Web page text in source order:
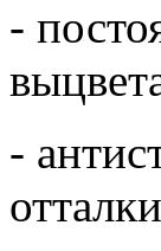
-
-